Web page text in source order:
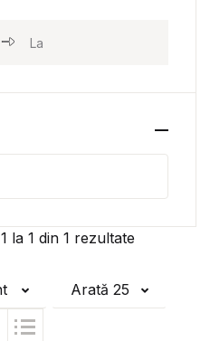
1 la 1 din 1 rezultate
Arată 25